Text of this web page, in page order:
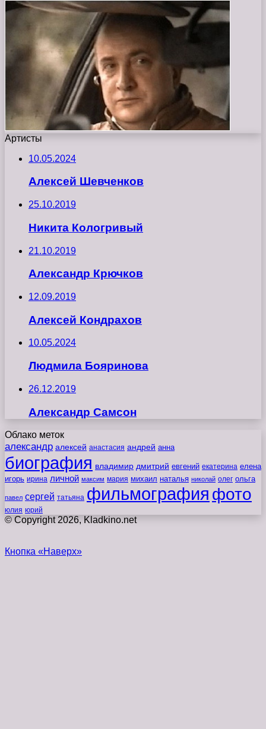
Артисты
10.05.2024
Алексей Шевченков
25.10.2019
Никита Кологривый
21.10.2019
Александр Крючков
12.09.2019
Алексей Кондрахов
10.05.2024
Людмила Бояринова
26.12.2019
Александр Самсон
Облако меток
александр алексей анастасия андрей анна
биография владимир дмитрий евгений екатерина елена
игорь ирина личной максим мария михаил наталья николай олег ольга
павел сергей татьяна фильмография фото
юлия юрий
© Copyright 2026, Kladkino.net
Кнопка «Наверх»